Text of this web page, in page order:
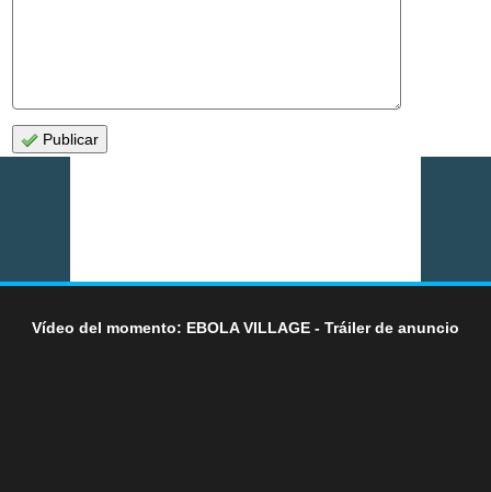
Publicar
Vídeo del momento: EBOLA VILLAGE - Tráiler de anuncio